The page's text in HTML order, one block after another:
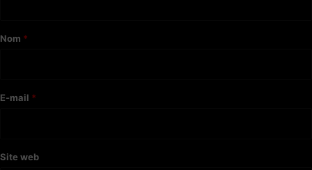
a
e
Nom *
E-mail *
Site web